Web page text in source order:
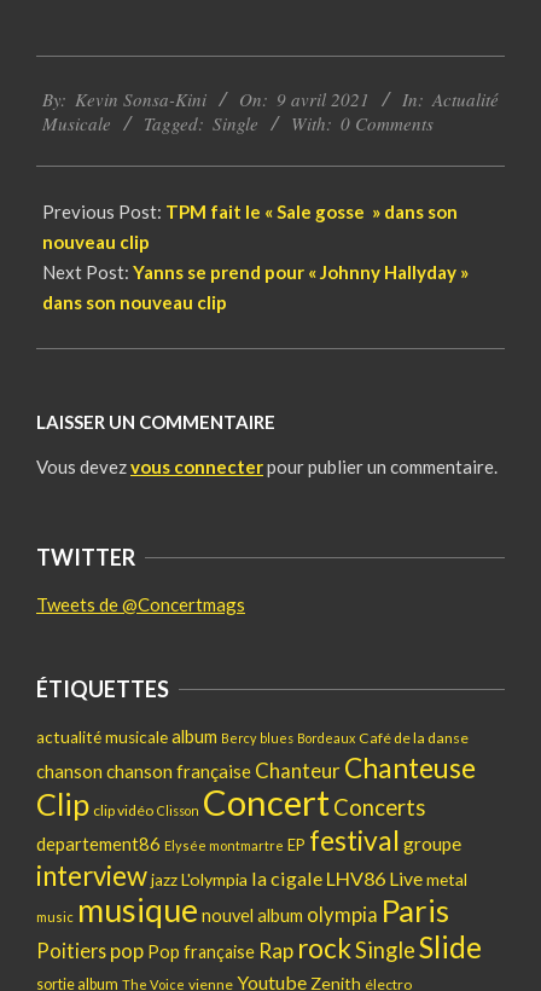
04-
09
By: Kevin Sonsa-Kini On: 9 avril 2021 In: Actualité
Musicale
Tagged: Single With: 0 Comments
Previous Post: TPM fait le « Sale gosse » dans son
nouveau clip
Next Post: Yanns se prend pour « Johnny Hallyday »
dans son nouveau clip
LAISSER UN COMMENTAIRE
Vous devezvous connecterpour publier un commentaire.
TWITTER
Tweets de @Concertmags
ÉTIQUETTES
actualité musicalealbum Bercy blues Bordeaux Café de la danse
chanson chanson française ChanteurChanteuse
Clip clip vidéo Clisson Concert Concerts
departement86 Elysée montmartre EP festival groupe
interviewjazzL'olympia la cigale LHV86 Livemetal
music musique nouvel album olympia Paris
Poitiers pop Pop française Rap rockSingleSlide
sortie album The Voice vienne Youtube Zenith électro